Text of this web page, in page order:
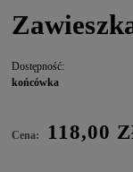
Dostępność:
końcówka
Cena: 118,00